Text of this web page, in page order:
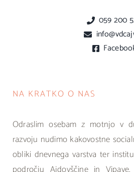
059 200
NA KRATKO O NAS
Odraslim osebam z motnjo v
razvoju nudimo kakovostne
obliki dnevnega varstva ter